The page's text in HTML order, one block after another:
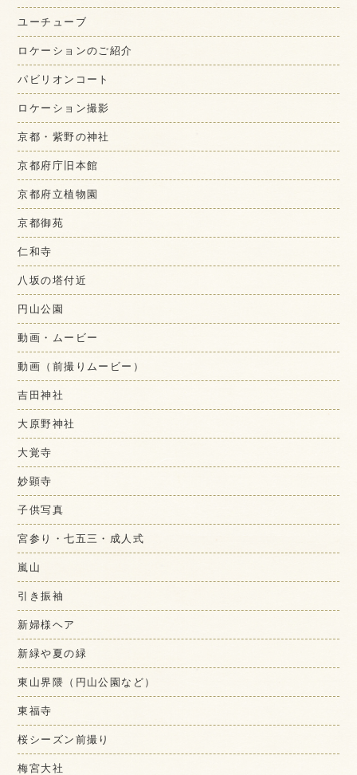
ユーチューブ
ロケーションのご紹介
パビリオンコート
ロケーション撮影
京都・紫野の神社
京都府庁旧本館
京都府立植物園
京都御苑
仁和寺
八坂の塔付近
円山公園
動画・ムービー
動画（前撮りムービー）
吉田神社
大原野神社
大覚寺
妙顕寺
子供写真
宮参り・七五三・成人式
嵐山
引き振袖
新婦様ヘア
新緑や夏の緑
東山界隈（円山公園など）
東福寺
桜シーズン前撮り
梅宮大社